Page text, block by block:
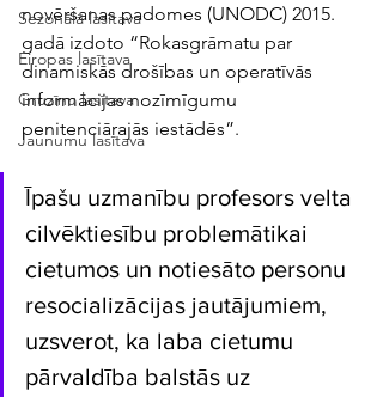
Sezonālā lasītava
Eiropas lasītava
Gruzīnu lasītava
Jaunumu lasītava
novēršanas padomes (UNODC) 2015.
gadā izdoto “Rokasgrāmatu par
dinamiskās drošības un operatīvās
informācijas nozīmīgumu
penitenciārajās iestādēs”.
Īpašu uzmanību profesors velta
cilvēktiesību problemātikai
cietumos un notiesāto personu
resocializācijas jautājumiem,
uzsverot, ka laba cietumu
pārvaldība balstās uz